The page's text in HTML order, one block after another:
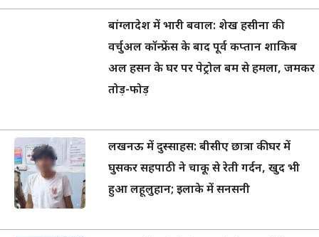
बांग्लादेश में भारी बवाल: शेख हसीना की
वर्चुअल कॉन्फ्रेंस के बाद पूर्व कप्तान शाकिब
अल हसन के घर पर पेट्रोल बम से हमला, जमकर
तोड़-फोड़
लखनऊ में दुस्साहस: बीसीए छात्रा की घर में
घुसकर सहपाठी ने चाकू से रेती गर्दन, खुद भी
हुआ लहूलुहान; इलाके में सनसनी